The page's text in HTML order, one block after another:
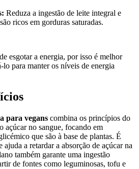
Reduza a ingestão de leite integral e
ricos em gorduras saturadas.
esgotar a energia, por isso é melhor
para manter os níveis de energia
para vegans combina os princípios do
açúcar no sangue, focando em
que são à base de plantas. É
a retardar a absorção de açúcar na
também garante uma ingestão
de fontes como leguminosas, tofu e